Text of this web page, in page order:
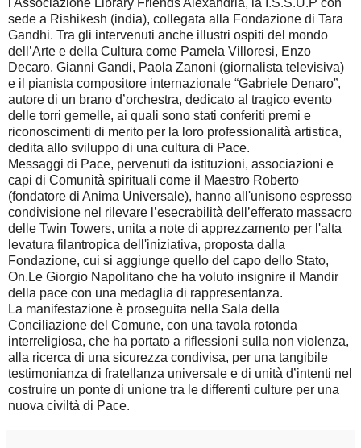
sede a Rishikesh (india), collegata alla Fondazione di Tara
Gandhi. Tra gli intervenuti anche illustri ospiti del mondo
dell’Arte e della Cultura come Pamela Villoresi, Enzo
Decaro, Gianni Gandi, Paola Zanoni (giornalista televisiva)
e il pianista compositore internazionale “Gabriele Denaro”,
autore di un brano d’orchestra, dedicato al tragico evento
delle torri gemelle, ai quali sono stati conferiti premi e
riconoscimenti di merito per la loro professionalità artistica,
dedita allo sviluppo di una cultura di Pace.
Messaggi di Pace, pervenuti da istituzioni, associazioni e
capi di Comunità spirituali come il Maestro Roberto
(fondatore di Anima Universale), hanno all'unisono espresso
condivisione nel rilevare l’esecrabilità dell’efferato massacro
delle Twin Towers, unita a note di apprezzamento per l'alta
levatura filantropica dell'iniziativa, proposta dalla
Fondazione, cui si aggiunge quello del capo dello Stato,
On.Le Giorgio Napolitano che ha voluto insignire il Mandir
della pace con una medaglia di rappresentanza.
La manifestazione è proseguita nella Sala della
Conciliazione del Comune, con una tavola rotonda
interreligiosa, che ha portato a riflessioni sulla non violenza,
alla ricerca di una sicurezza condivisa, per una tangibile
testimonianza di fratellanza universale e di unità d’intenti nel
costruire un ponte di unione tra le differenti culture per una
nuova civiltà di Pace.